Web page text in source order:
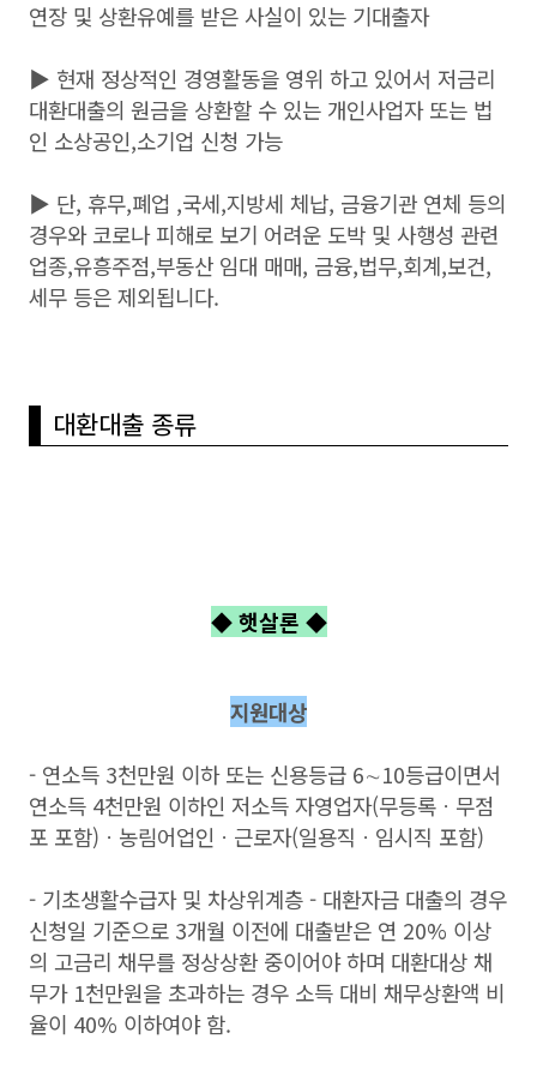
연장 및 상환유예를 받은 사실이 있는 기대출자 ​
▶ 현재 정상적인 경영활동을 영위 하고 있어서 저금리
대환대출의 원금을 상환할 수 있는 개인사업자 또는 법
인 소상공인,소기업 신청 가능 ​
▶ 단, 휴무,폐업 ,국세,지방세 체납, 금융기관 연체 등의
경우와 코로나 피해로 보기 어려운 도박 및 사행성 관련
업종,유흥주점,부동산 임대 매매, 금융,법무,회계,보건,
세무 등은 제외됩니다.
대환대출 종류
◆ 햇살론 ◆
지원대상
- 연소득 3천만원 이하 또는 신용등급 6∼10등급이면서
연소득 4천만원 이하인 저소득 자영업자(무등록ㆍ무점
포 포함)ㆍ농림어업인ㆍ근로자(일용직ㆍ임시직 포함)
- 기초생활수급자 및 차상위계층 - 대환자금 대출의 경우
신청일 기준으로 3개월 이전에 대출받은 연 20% 이상
의 고금리 채무를 정상상환 중이어야 하며 대환대상 채
무가 1천만원을 초과하는 경우 소득 대비 채무상환액 비
율이 40% 이하여야 함.